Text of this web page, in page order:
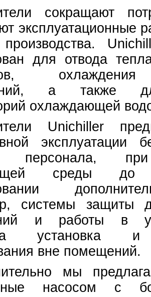
сокращают
эксплуатационные
производства.
для отвода
охлаждения
а также
охлаждающей
Unichiller
эксплуатации
персонала, при
среды
системы защиты
и работы в
установка и
вне помещений.
мы
насосом с